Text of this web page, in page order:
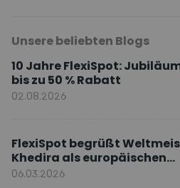
Unsere beliebten Blogs
10 Jahre FlexiSpot:
bis zu 50 % Rabatt
02.08.2026
FlexiSpot begrüßt
Khedira als europäischen
Markenbotschafter
06.03.2026